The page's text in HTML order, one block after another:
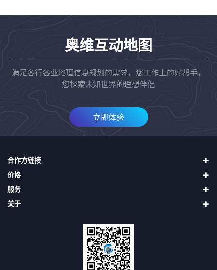
奥维互动地图
满足各行各业地理信息规划的需求，您工作上的好帮手，
您探索未知世界的理想伴侣
立即体验
合作方链接
四维地球（中国四维）
天地图
二十一世纪空间
价格
直接升级VIP
购买奥维币再用奥维币升级VIP
服务
使用帮助
关于